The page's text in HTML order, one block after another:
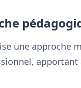
une approche